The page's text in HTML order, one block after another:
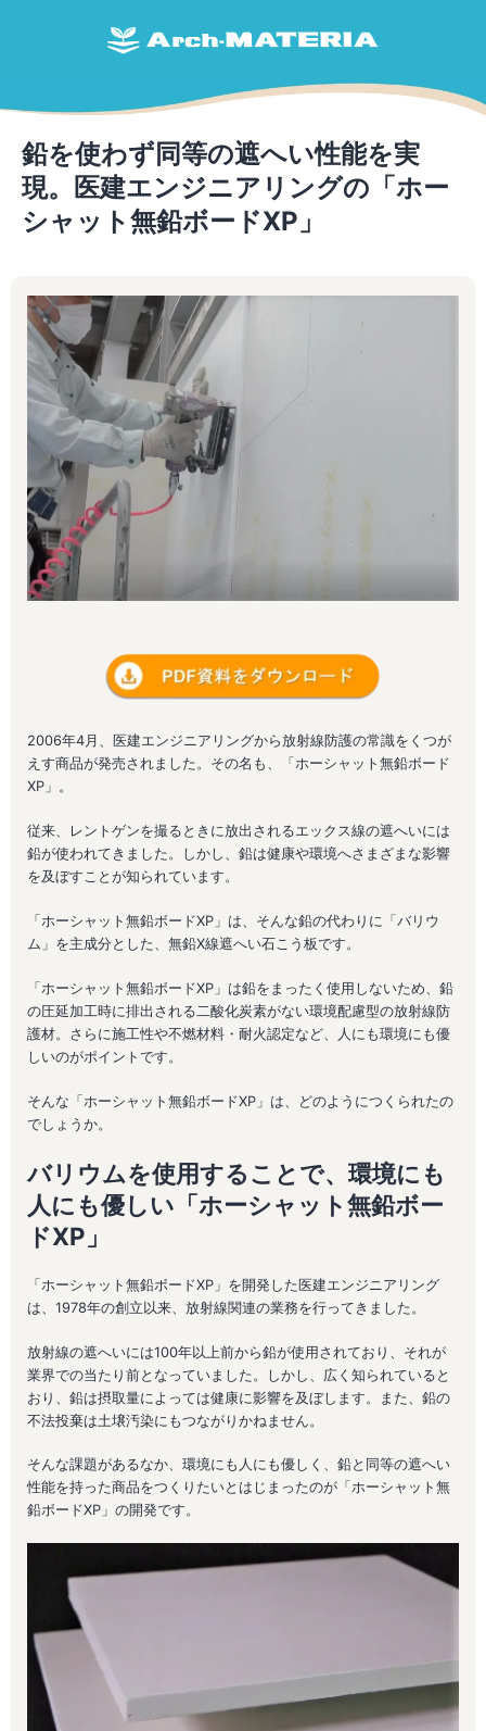
鉛を使わず同等の遮へい性能を実
現。医建エンジニアリングの「ホー
シャット無鉛ボードXP」
2006年4月、医建エンジニアリングから放射線防護の常識をくつが
えす商品が発売されました。その名も、「ホーシャット無鉛ボード
XP」。
従来、レントゲンを撮るときに放出されるエックス線の遮へいには
鉛が使われてきました。しかし、鉛は健康や環境へさまざまな影響
を及ぼすことが知られています。
「ホーシャット無鉛ボードXP」は、そんな鉛の代わりに「バリウ
ム」を主成分とした、無鉛X線遮へい石こう板です。
「ホーシャット無鉛ボードXP」は鉛をまったく使用しないため、鉛
の圧延加工時に排出される二酸化炭素がない環境配慮型の放射線防
護材。さらに施工性や不燃材料・耐火認定など、人にも環境にも優
しいのがポイントです。
そんな「ホーシャット無鉛ボードXP」は、どのようにつくられたの
でしょうか。
バリウムを使用することで、環境にも
人にも優しい「ホーシャット無鉛ボー
ドXP」
「ホーシャット無鉛ボードXP」を開発した医建エンジニアリング
は、1978年の創立以来、放射線関連の業務を行ってきました。
放射線の遮へいには100年以上前から鉛が使用されており、それが
業界での当たり前となっていました。しかし、広く知られていると
おり、鉛は摂取量によっては健康に影響を及ぼします。また、鉛の
不法投棄は土壌汚染にもつながりかねません。
そんな課題があるなか、環境にも人にも優しく、鉛と同等の遮へい
性能を持った商品をつくりたいとはじまったのが「ホーシャット無
鉛ボードXP」の開発です。